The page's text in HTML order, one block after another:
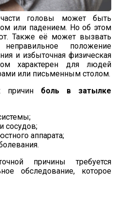
головы может быть
или падением. Но об этом
Также её может вызвать
положение
и избыточная физическая
характерен для людей
или письменным столом.
причин боль в затылке
сосудов;
аппарата;
причины требуется
обследование, которое